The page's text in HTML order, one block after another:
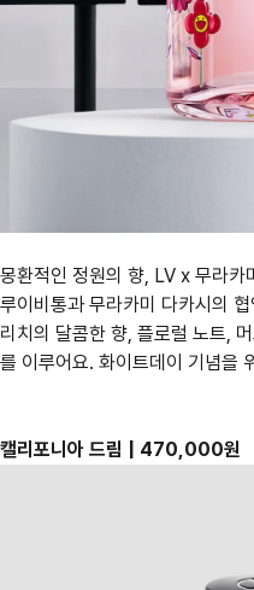
몽환적인 정원의 향, LV x 무라카
루이비통과 무라카미 다카시의
리치의 달콤한 향, 플로럴 노트,
를 이루어요. 화이트데이 기념을
캘리포니아 드림 | 470,000원